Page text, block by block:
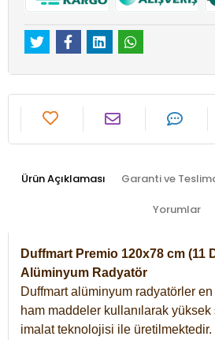
Ürün Açıklaması Garanti ve
Yorumlar
Duffmart Premio 120x78 cm (11
Alüminyum Radyatör
Duffmart alüminyum radyatörler
ham maddeler kullanılarak
imalat teknolojisi ile üretilmektedir.